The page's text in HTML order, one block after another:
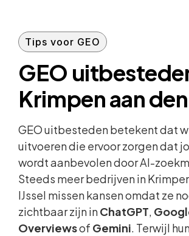
Tips voor GEO
GEO
Krimpen aan den
GEO uitbesteden betekent dat
uitvoeren die ervoor zorgen dat
wordt aanbevolen door AI-
Steeds meer bedrijven in
IJssel missen kansen omdat ze
zichtbaar zijn inChatGPT,
Overviewsof Gemini. Terwijl